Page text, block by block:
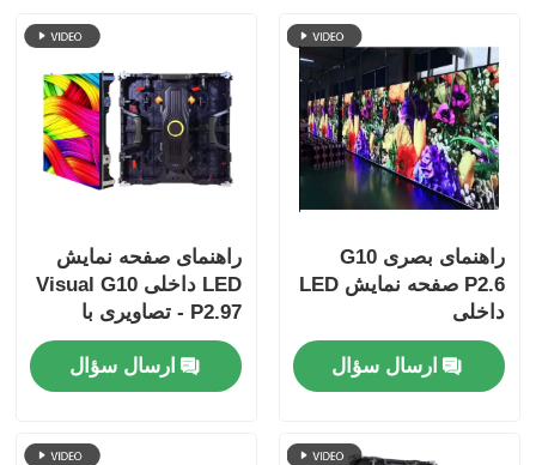
راهنمای بصری G10
P2.6 صفحه نمایش LED
داخلی
ارسال سؤال
راهنمای صفحه نمایش
LED داخلی Visual G10
P2.97 - تصاویری با
کیفیت بالا با قابلیت
اطمینان طولانی مدت
ارسال سؤال